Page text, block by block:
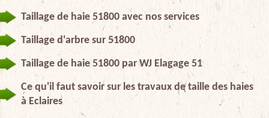
Taillage de haie 51800 avec nos services
Taillage d'arbre sur 51800
Taillage de haie 51800 par WJ Elagage 51
Ce qu'il faut savoir sur les travaux de taille des haies
à Eclaires